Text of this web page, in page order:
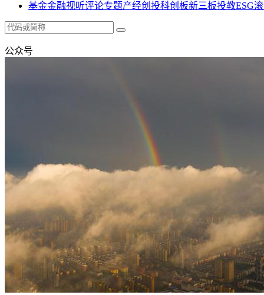
基金金融视听评论专题产经创投科创板新三板投教ESG
公众号